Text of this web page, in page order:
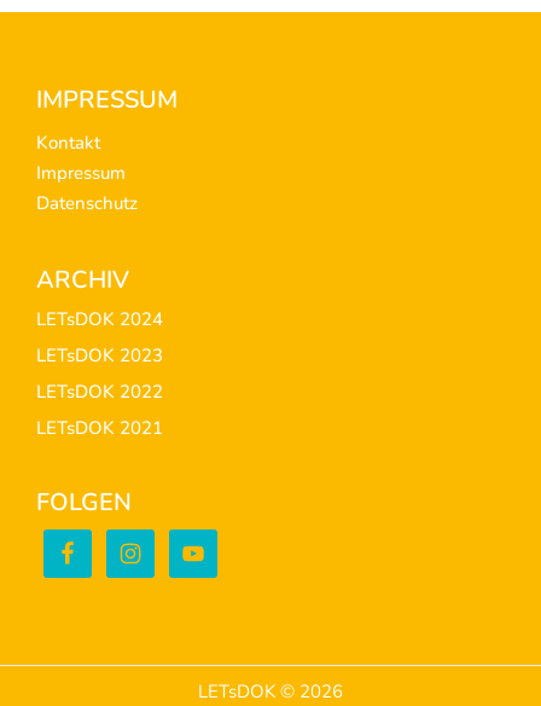
Footer
IMPRESSUM
Kontakt
Impressum
Datenschutz
ARCHIV
LETsDOK 2024
LETsDOK 2023
LETsDOK 2022
LETsDOK 2021
FOLGEN
LETsDOK © 2026